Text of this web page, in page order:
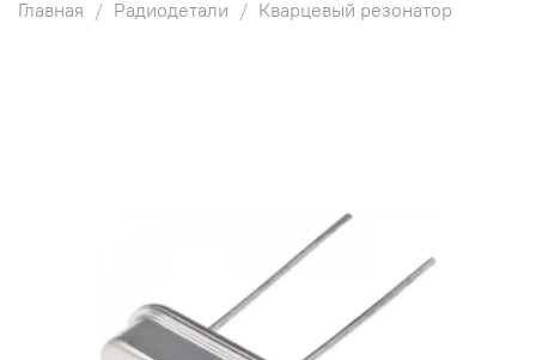
Главная Радиодетали Кварцевый резонатор